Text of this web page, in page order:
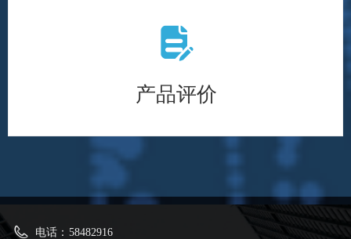
넖
产品评价
300万+条评价
电话： 58482916